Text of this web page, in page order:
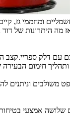
ומחממי גז,
מה היתרונות של
עם דלק ספריי.קצב
משולבים וניתנים
אמצעי בטיחות: